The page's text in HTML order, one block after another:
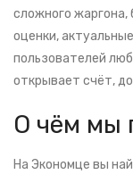
сложного жаргона,
оценки,
пользователей
открывает счёт,
О чём мы
На Экономце вы